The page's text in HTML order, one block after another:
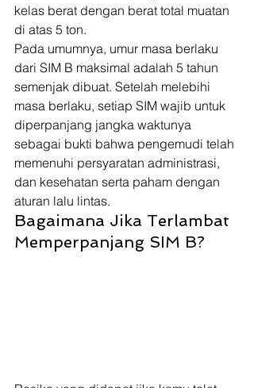
kelas berat dengan berat total muatan
di atas 5 ton.
Pada umumnya, umur masa berlaku
dari SIM B maksimal adalah 5 tahun
semenjak dibuat. Setelah melebihi
masa berlaku, setiap SIM wajib untuk
diperpanjang jangka waktunya
sebagai bukti bahwa pengemudi telah
memenuhi persyaratan administrasi,
dan kesehatan serta paham dengan
aturan lalu lintas.
Bagaimana Jika Terlambat
Memperpanjang SIM B?